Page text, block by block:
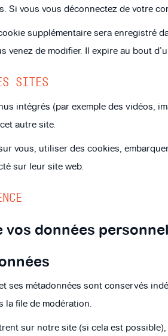
Si vous vous déconnectez de votre
supplémentaire sera enregistré
venez de modifier. Il expire au bout
SITES
intégrés (par exemple des vidéos,
autre site.
vous, utiliser des cookies,
sur leur site web.
données
ses métadonnées sont conservés
la file de modération.
sur notre site (si cela est